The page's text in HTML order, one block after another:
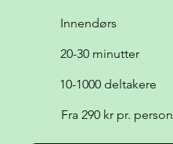
Innendørs
20-30 minutter
10-1000 deltakere
Fra 290 kr pr. person